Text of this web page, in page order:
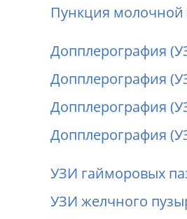
Пункция
Допплерография
Допплерография
Допплерография
Допплерография
УЗИ гайморовых
УЗИ желчного